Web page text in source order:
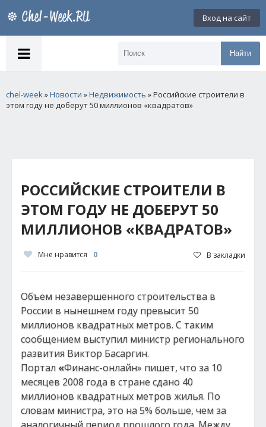
Вход на сайт
Найти
chel-week»Новости »Недвижимость » Российские строители в
этом году не доберут 50 миллионов «квадратов»
РОССИЙСКИЕ СТРОИТЕЛИ В
ЭТОМ ГОДУ НЕ ДОБЕРУТ 50
МИЛЛИОНОВ «КВАДРАТОВ»
Мне нравится 0 В закладки
Объем незавершенного строительства в
России в нынешнем году превысит 50
миллионов квадратных метров. С таким
сообщением выступил министр регионального
развития Виктор Басаргин.
Портал «Финанс-онлайн» пишет, что за 10
месяцев 2008 года в стране сдано 40
миллионов квадратных метров жилья. По
словам министра, это на 5% больше, чем за